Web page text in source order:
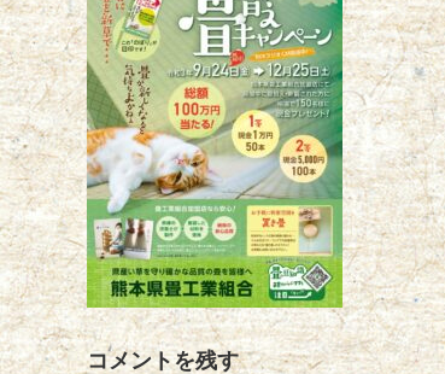
コメントを残す